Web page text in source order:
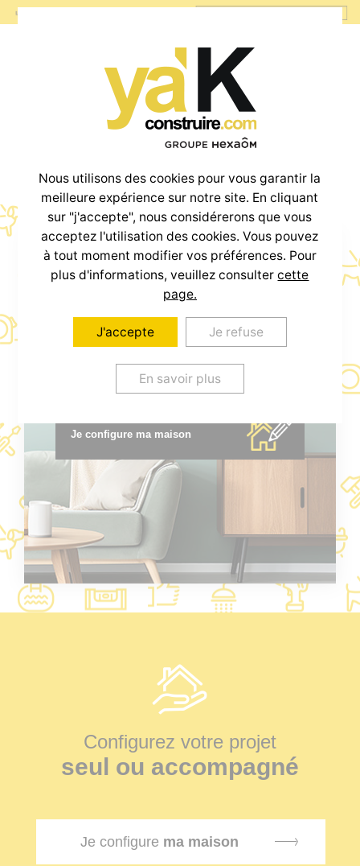
Votre projet
Maison + Terrain
à partir de
800€/mois *
* voir conditions en agence.
Je configure ma maison
Configurez votre projet
seul ou accompagné
Je configure ma maison
Nous utilisons des cookies pour vous garantir la
meilleure expérience sur notre site. En cliquant
sur "j'accepte", nous considérerons que vous
acceptez l'utilisation des cookies. Vous pouvez
à tout moment modifier vos préférences. Pour
plus d'informations, veuillez consultercette
page.
J'accepte Je refuse
En savoir plus